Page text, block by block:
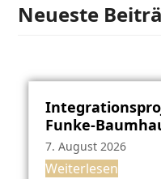
Neueste
Funke-
7. August 2026
Weiterlesen